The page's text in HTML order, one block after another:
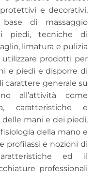
e decorativi,
di massaggio
piedi, tecniche di
limatura e pulizia
prodotti per
e piedi e disporre di
carattere generale su
all’attività come
caratteristiche e
mani e dei piedi,
della mano e
profilassi e nozioni di
ed il
professionali